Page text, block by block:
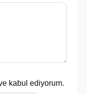
kabul ediyorum.